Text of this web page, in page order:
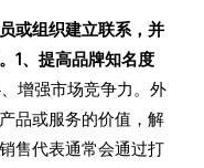
或组织建立联系，并
1、提高品牌知名度
增强市场竞争力。外
品或服务的价值，解
售代表通常会通过打